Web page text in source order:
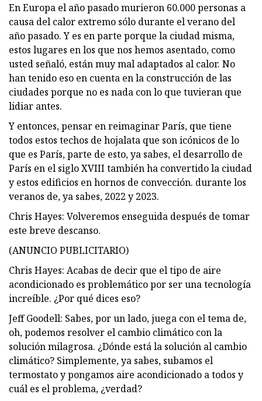
En Europa el año pasado murieron 60.000 personas a
causa del calor extremo sólo durante el verano del
año pasado. Y es en parte porque la ciudad misma,
estos lugares en los que nos hemos asentado, como
usted señaló, están muy mal adaptados al calor. No
han tenido eso en cuenta en la construcción de las
ciudades porque no es nada con lo que tuvieran que
lidiar antes.
Y entonces, pensar en reimaginar París, que tiene
todos estos techos de hojalata que son icónicos de lo
que es París, parte de esto, ya sabes, el desarrollo de
París en el siglo XVIII también ha convertido la ciudad
y estos edificios en hornos de convección. durante los
veranos de, ya sabes, 2022 y 2023.
Chris Hayes: Volveremos enseguida después de tomar
este breve descanso.
(ANUNCIO PUBLICITARIO)
Chris Hayes: Acabas de decir que el tipo de aire
acondicionado es problemático por ser una tecnología
increíble. ¿Por qué dices eso?
Jeff Goodell: Sabes, por un lado, juega con el tema de,
oh, podemos resolver el cambio climático con la
solución milagrosa. ¿Dónde está la solución al cambio
climático? Simplemente, ya sabes, subamos el
termostato y pongamos aire acondicionado a todos y
cuál es el problema, ¿verdad?